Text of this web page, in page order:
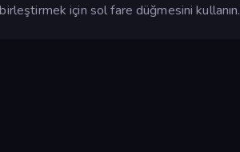
için sol fare düğmesini kullanın.